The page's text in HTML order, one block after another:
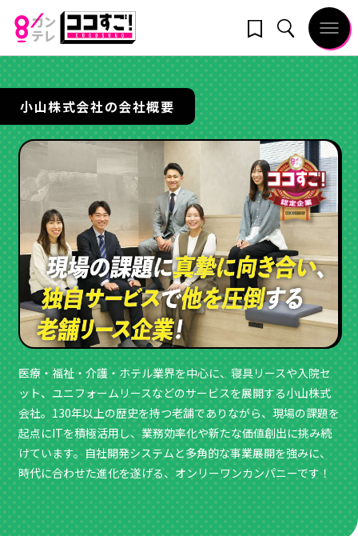
小山株式会社の会社概要
医療・福祉・介護・ホテル業界を中心に、寝具リースや入院セ
ット、ユニフォームリースなどのサービスを展開する小山株式
会社。130年以上の歴史を持つ老舗でありながら、現場の課題を
起点にITを積極活用し、業務効率化や新たな価値創出に挑み続
けています。自社開発システムと多角的な事業展開を強みに、
時代に合わせた進化を遂げる、オンリーワンカンパニーです！